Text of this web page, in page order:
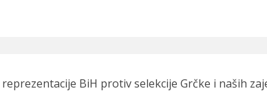
BiH protiv selekcije Grčke i naših